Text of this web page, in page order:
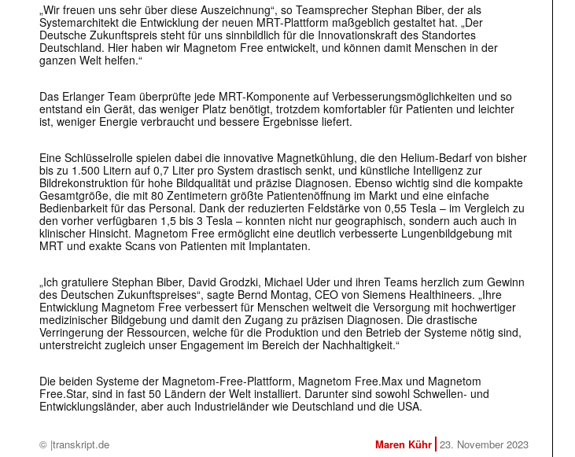
„Wir freuen uns sehr über diese Auszeichnung“, so Teamsprecher Stephan Biber, der als
Systemarchitekt die Entwicklung der neuen MRT-Plattform maßgeblich gestaltet hat. „Der
Deutsche Zukunftspreis steht für uns sinnbildlich für die Innovationskraft des Standortes
Deutschland. Hier haben wir Magnetom Free entwickelt, und können damit Menschen in der
ganzen Welt helfen.“
Das Erlanger Team überprüfte jede MRT-Komponente auf Verbesserungsmöglichkeiten und so
entstand ein Gerät, das weniger Platz benötigt, trotzdem komfortabler für Patienten und leichter
ist, weniger Energie verbraucht und bessere Ergebnisse liefert.
Eine Schlüsselrolle spielen dabei die innovative Magnetkühlung, die den Helium-Bedarf von bisher
bis zu 1.500 Litern auf 0,7 Liter pro System drastisch senkt, und künstliche Intelligenz zur
Bildrekonstruktion für hohe Bildqualität und präzise Diagnosen. Ebenso wichtig sind die kompakte
Gesamtgröße, die mit 80 Zentimetern größte Patientenöffnung im Markt und eine einfache
Bedienbarkeit für das Personal. Dank der reduzierten Feldstärke von 0,55 Tesla – im Vergleich zu
den vorher verfügbaren 1,5 bis 3 Tesla – konnten nicht nur geographisch, sondern auch auch in
klinischer Hinsicht. Magnetom Free ermöglicht eine deutlich verbesserte Lungenbildgebung mit
MRT und exakte Scans von Patienten mit Implantaten.
„Ich gratuliere Stephan Biber, David Grodzki, Michael Uder und ihren Teams herzlich zum Gewinn
des Deutschen Zukunftspreises“, sagte Bernd Montag, CEO von Siemens Healthineers. „Ihre
Entwicklung Magnetom Free verbessert für Menschen weltweit die Versorgung mit hochwertiger
medizinischer Bildgebung und damit den Zugang zu präzisen Diagnosen. Die drastische
Verringerung der Ressourcen, welche für die Produktion und den Betrieb der Systeme nötig sind,
unterstreicht zugleich unser Engagement im Bereich der Nachhaltigkeit.“
Die beiden Systeme der Magnetom-Free-Plattform, Magnetom Free.Max und Magnetom
Free.Star, sind in fast 50 Ländern der Welt installiert. Darunter sind sowohl Schwellen- und
Entwicklungsländer, aber auch Industrieländer wie Deutschland und die USA.
© |transkript.de Maren Kühr 23. November 2023